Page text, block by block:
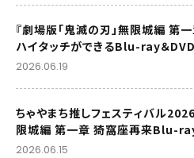
『劇場版「鬼滅の刃」無限城編 第
ハイタッチができるBlu-ray＆
催決定！
2026.06.19
ちゃやまち推しフェスティバル
限城編 第一章 猗窩座再来Blu-
催決定！
2026.06.15